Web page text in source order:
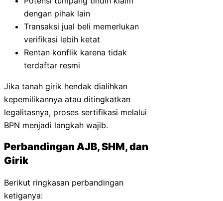
dengan pihak lain
Transaksi jual beli memerlukan
verifikasi lebih ketat
Rentan konflik karena tidak
terdaftar resmi
Jika tanah girik hendak dialihkan
kepemilikannya atau ditingkatkan
legalitasnya, proses sertifikasi melalui
BPN menjadi langkah wajib.
Perbandingan AJB, SHM, dan
Girik
Berikut ringkasan perbandingan
ketiganya: